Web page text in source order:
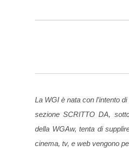
La WGI è nata con l’intento
sezione SCRITTO DA,
della WGAw, tenta di
cinema, tv, e web vengono